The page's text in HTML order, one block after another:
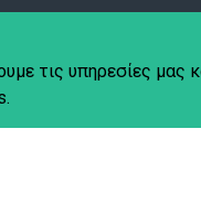
Reserved.
τις υπηρεσίες μας